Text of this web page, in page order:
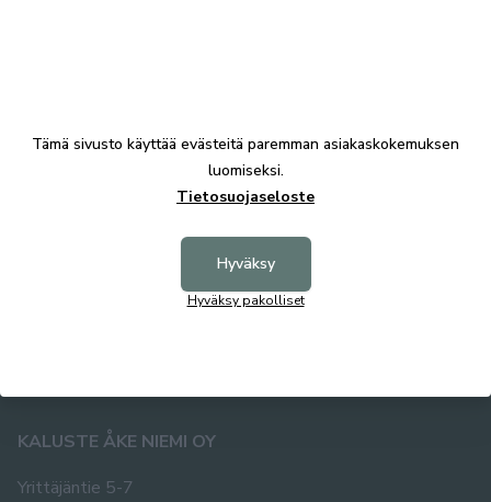
Tuotekuvaus
KALUSTE ÅKE NIEMI OY
Yrittäjäntie 5-7
Tämä sivusto käyttää evästeitä paremman asiakaskokemuksen
luomiseksi.
Tietosuojaseloste
Hyväksy
Hyväksy pakolliset